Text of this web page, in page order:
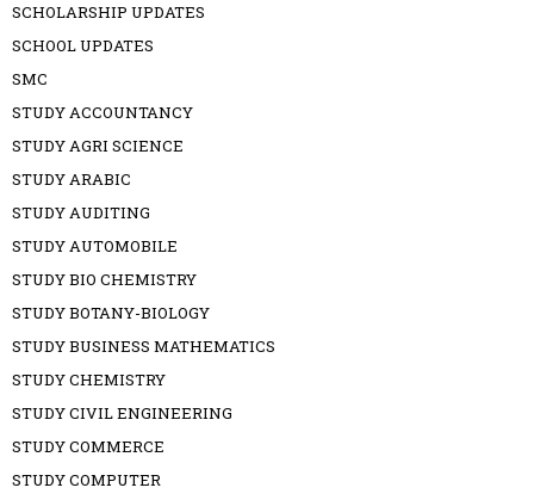
SCHOLARSHIP UPDATES
SCHOOL UPDATES
SMC
STUDY ACCOUNTANCY
STUDY AGRI SCIENCE
STUDY ARABIC
STUDY AUDITING
STUDY AUTOMOBILE
STUDY BIO CHEMISTRY
STUDY BOTANY-BIOLOGY
STUDY BUSINESS MATHEMATICS
STUDY CHEMISTRY
STUDY CIVIL ENGINEERING
STUDY COMMERCE
STUDY COMPUTER